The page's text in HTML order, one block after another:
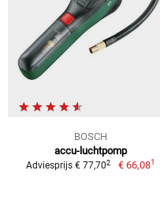
BOSCH
accu-luchtpomp
Adviesprijs € 77,702 € 66,081